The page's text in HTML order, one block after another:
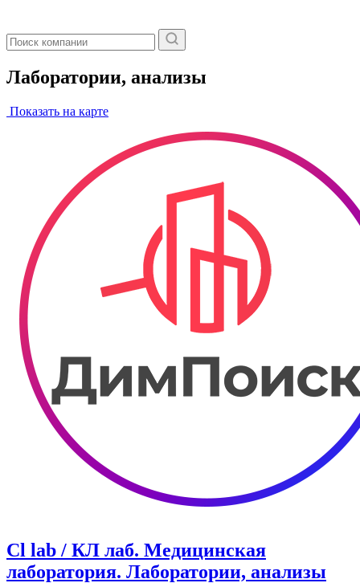
Лаборатории, анализы
Показать на карте
Cl lab / КЛ лаб. ​Медицинская
лаборатория. Лаборатории, анализы